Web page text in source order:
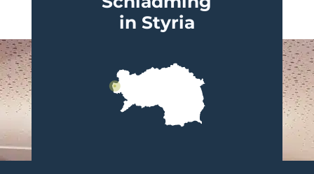
in Styria